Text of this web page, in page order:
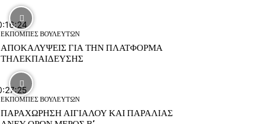
ΕΚΠΟΜΠΕΣ ΒΟΥΛΕΥΤΩΝ
ΑΠΟΚΑΛΥΨΕΙΣ ΓΙΑ ΤΗΝ ΠΛΑΤΦΟΡΜΑ
ΤΗΛΕΚΠΑΙΔΕΥΣΗΣ
ΕΚΠΟΜΠΕΣ ΒΟΥΛΕΥΤΩΝ
ΠΑΡΑΧΩΡΗΣΗ ΑΙΓΙΑΛΟΥ ΚΑΙ ΠΑΡΑΛΙΑΣ